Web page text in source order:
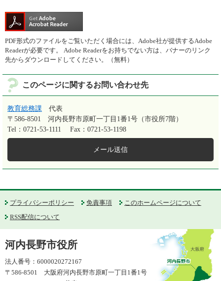
PDF形式のファイルをご覧いただく場合には、Adobe社が提供するAdobe
Readerが必要です。
Adobe Readerをお持ちでない方は、バナーのリンク
先からダウンロードしてください。（無料）
このページに関するお問い合わせ先
教育総務課
代表
〒586-8501
河内長野市原町一丁目1番1号（市役所7階）
Tel：0721-53-1111
Fax：0721-53-1198
メール送信
プライバシーポリシー 免責事項
このホームページについて
RSS配信について
河内長野市役所
法人番号：6000020272167
〒586-8501 大阪府河内長野市原町一丁目1番1号